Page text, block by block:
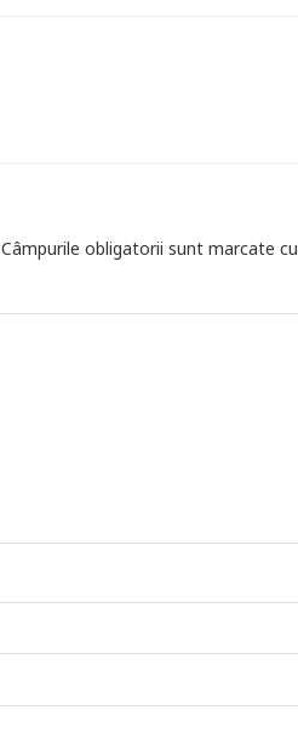
Câmpurile obligatorii sunt marcate cu